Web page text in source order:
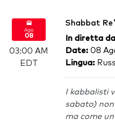
Ago
08
03:00 AM
EDT
Shabbat
In diretta
Date: 08
Lingua:
I kabbalisti
sabato)
ma come